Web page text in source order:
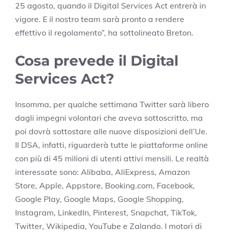
25 agosto, quando il Digital Services Act entrerà in
vigore. E il nostro team sarà pronto a rendere
effettivo il regolamento”, ha sottolineato Breton.
Cosa prevede il Digital
Services Act?
Insomma, per qualche settimana Twitter sarà libero
dagli impegni volontari che aveva sottoscritto, ma
poi dovrà sottostare alle nuove disposizioni dell’Ue.
Il DSA, infatti, riguarderà tutte le piattaforme online
con più di 45 milioni di utenti attivi mensili. Le realtà
interessate sono: Alibaba, AliExpress, Amazon
Store, Apple, Appstore, Booking.com, Facebook,
Google Play, Google Maps, Google Shopping,
Instagram, LinkedIn, Pinterest, Snapchat, TikTok,
Twitter, Wikipedia, YouTube e Zalando. I motori di